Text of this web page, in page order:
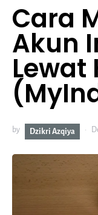
Cara
Akun
Lewat
by Dzikri Azqiya